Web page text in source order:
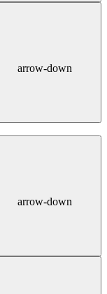
arrow-down
arrow-down